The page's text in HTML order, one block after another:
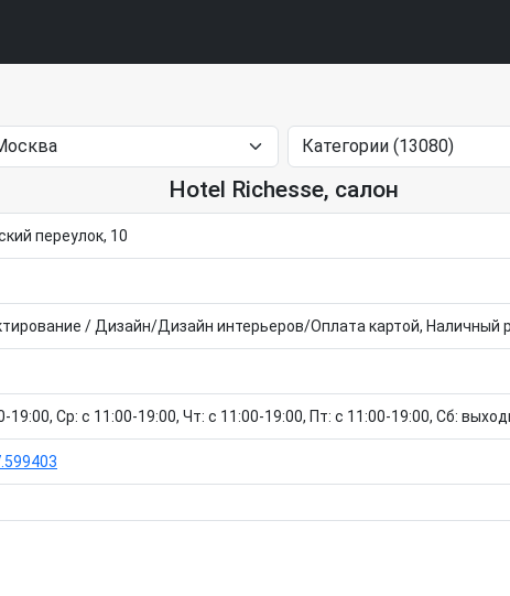
Hotel Richesse, салон
переулок, 10
/ Дизайн/Дизайн интерьеров/Оплата картой, Наличный
Ср: c 11:00-19:00, Чт: c 11:00-19:00, Пт: c 11:00-19:00, Сб: